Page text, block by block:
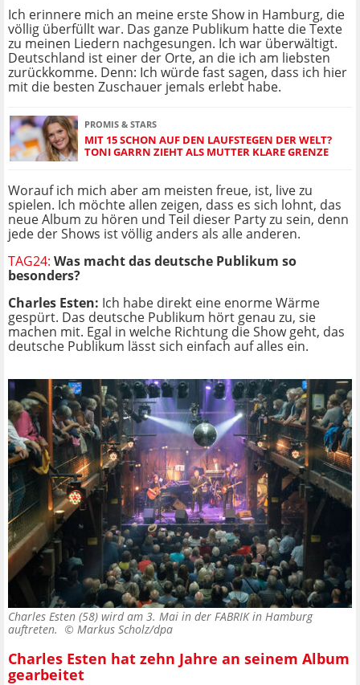
Ich erinnere mich an meine erste Show in Hamburg, die
völlig überfüllt war. Das ganze Publikum hatte die Texte
zu meinen Liedern nachgesungen. Ich war überwältigt.
Deutschland ist einer der Orte, an die ich am liebsten
zurückkomme. Denn: Ich würde fast sagen, dass ich hier
mit die besten Zuschauer jemals erlebt habe.
PROMIS & STARS
MIT 15 SCHON AUF DEN LAUFSTEGEN DER WELT?
TONI GARRN ZIEHT ALS MUTTER KLARE GRENZE
Worauf ich mich aber am meisten freue, ist, live zu
spielen. Ich möchte allen zeigen, dass es sich lohnt, das
neue Album zu hören und Teil dieser Party zu sein, denn
jede der Shows ist völlig anders als alle anderen.
TAG24: Was macht das deutsche Publikum so
besonders?
Charles Esten: Ich habe direkt eine enorme Wärme
gespürt. Das deutsche Publikum hört genau zu, sie
machen mit. Egal in welche Richtung die Show geht, das
deutsche Publikum lässt sich einfach auf alles ein.
Charles Esten (58) wird am 3. Mai in der FABRIK in Hamburg
auftreten. © Markus Scholz/dpa
Charles Esten hat zehn Jahre an seinem Album
gearbeitet